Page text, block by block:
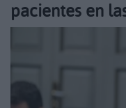
pacientes en